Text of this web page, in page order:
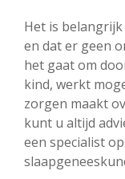
Het is
en dat er geen
het gaat om
kind, werkt
zorgen maakt
kunt u altijd
een specialist